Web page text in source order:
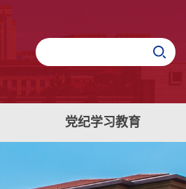
党纪学习教育